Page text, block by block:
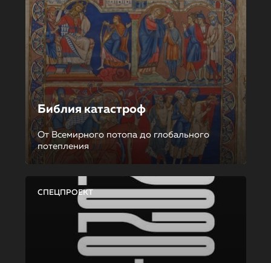
Библия катастроф
От Всемирного потопа до глобального
потепления
СПЕЦПРОЕКТ